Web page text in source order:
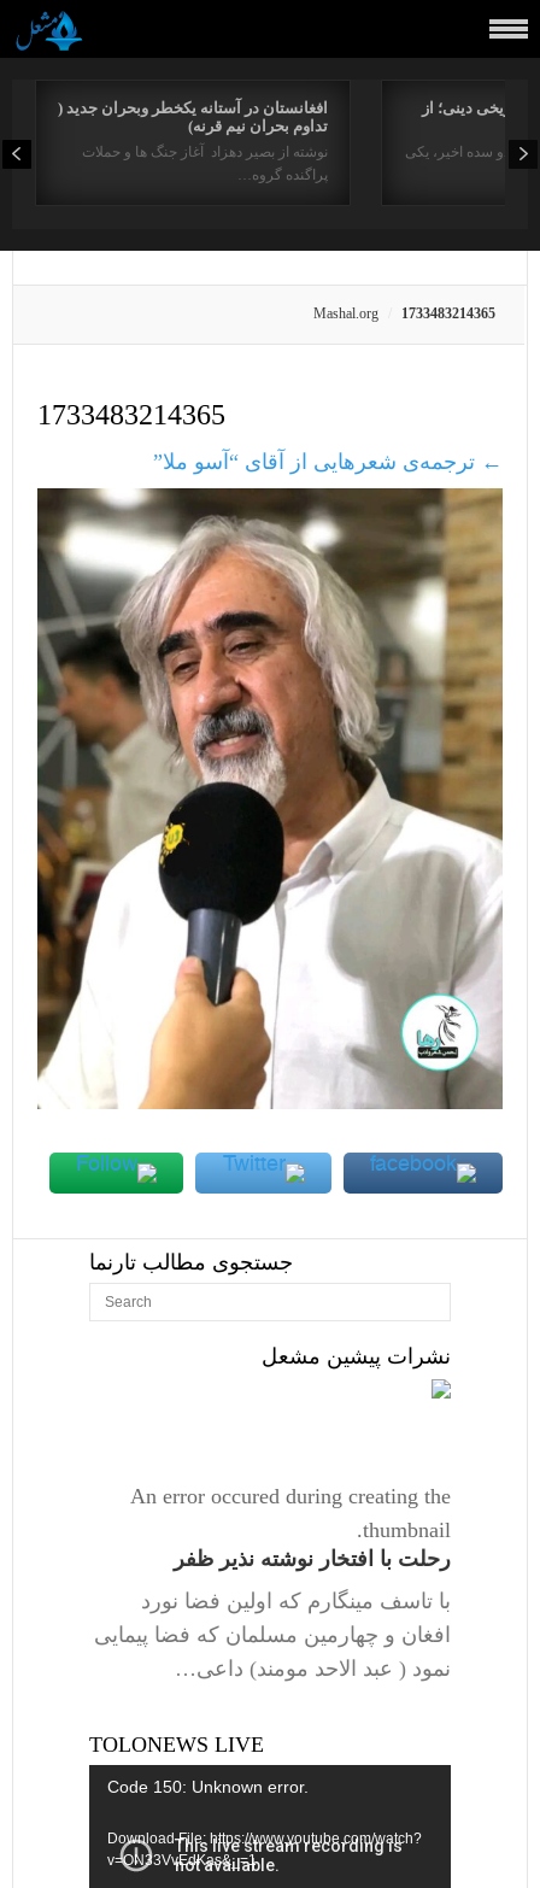
افغانستان در آستانه یکخطر وبحران جدید (
تداوم بحران نیم قرنه)
نوشته از بصیر دهزاد آغاز جنگ ها و حملات
پراگنده گروه…
دینی؛ از
در دو سده اخیر، یکی
Mashal.org 1733483214365
1733483214365
← ترجمه‌ی شعرهایی از آقای “آسو ملا”
جستجوی مطالب تارنما
نشرات پیشین مشعل
An error occured during creating the
thumbnail.
رحلت با افتخار نوشته نذیر ظفر
با تاسف مینگارم که اولین فضا نورد
افغان و چهارمین مسلمان که فضا پیمایی
نمود ( عبد الاحد مومند) داعی…
TOLONEWS LIVE
Video
Code 150: Unknown error.
Download File: https://www.youtube.com/watch?
v=ON33VvEdKas&_=1